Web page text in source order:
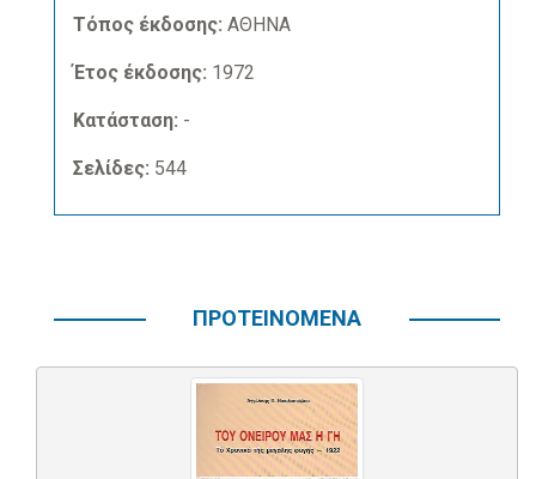
Τόπος έκδοσης: ΑΘΗΝΑ
Έτος έκδοσης: 1972
Κατάσταση: -
Σελίδες: 544
ΠΡΟΤΕΙΝΟΜΕΝΑ